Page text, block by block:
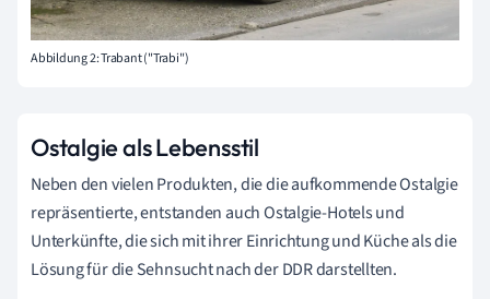
Abbildung 2: Trabant ("Trabi")
Ostalgie als Lebensstil
Neben den vielen Produkten, die die aufkommende Ostalgie
repräsentierte, entstanden auch Ostalgie-Hotels und
Unterkünfte, die sich mit ihrer Einrichtung und Küche als die
Lösung für die Sehnsucht nach der DDR darstellten.